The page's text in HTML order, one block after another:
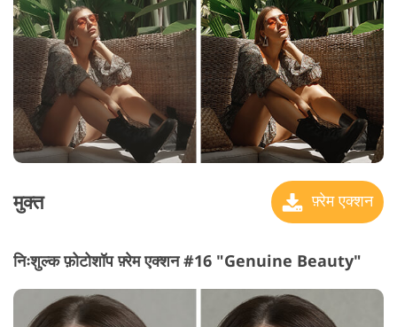
मुक्त फ़्रेम एक्शन
निःशुल्क फ़ोटोशॉप फ़्रेम एक्शन #16 "Genuine Beauty"